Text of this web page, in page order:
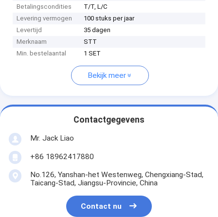
Betalingscondities
T/T, L/C
Levering vermogen
100 stuks per jaar
Levertijd
35 dagen
Merknaam
STT
Min. bestelaantal
1 SET
Bekijk meer
Contactgegevens
Mr. Jack Liao
+86 18962417880
No.126, Yanshan-het Westenweg, Chengxiang-Stad,
Taicang-Stad, Jiangsu-Provincie, China
Contact nu